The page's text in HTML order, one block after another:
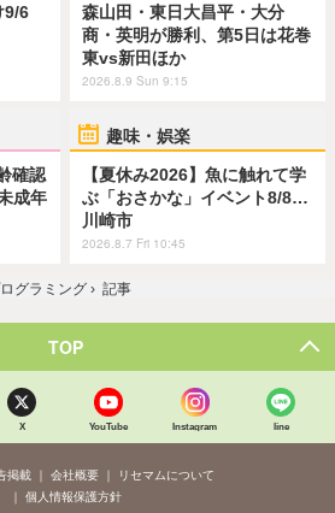
9/6
森山田・東日大昌平・大分
商・英明が勝利、第5日は花巻
東vs新田ほか
2026.8.9 Sun 9:15
確認
成年
趣味・娯楽
【夏休み2026】魚に触れて学
ぶ「おさかな」イベント8/8…
川崎市
2026.8.7 Fri 10:45
グラミング › 記事
TOP
X YouTube Instagram line
掲載 会社概要
リセマムについて
個人情報保護方針